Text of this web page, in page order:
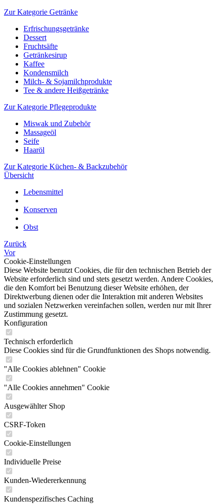
Zur Kategorie Getränke
Erfrischungsgetränke
Dessert
Fruchtsäfte
Getränkesirup
Kaffee
Kondensmilch
Milch- & Sojamilchprodukte
Tee & andere Heißgetränke
Zur Kategorie Pflegeprodukte
Miswak und Zubehör
Massageöl
Seife
Haaröl
Zur Kategorie Küchen- & Backzubehör
Übersicht
Lebensmittel
Konserven
Obst
Zurück
Vor
Cookie-Einstellungen
Diese Website benutzt Cookies, die für den technischen Betrieb der
Website erforderlich sind und stets gesetzt werden. Andere Cookies,
die den Komfort bei Benutzung dieser Website erhöhen, der
Direktwerbung dienen oder die Interaktion mit anderen Websites
und sozialen Netzwerken vereinfachen sollen, werden nur mit Ihrer
Zustimmung gesetzt.
Konfiguration
Technisch erforderlich
Diese Cookies sind für die Grundfunktionen des Shops notwendig.
"Alle Cookies ablehnen" Cookie
"Alle Cookies annehmen" Cookie
Ausgewählter Shop
CSRF-Token
Cookie-Einstellungen
Individuelle Preise
Kunden-Wiedererkennung
Kundenspezifisches Caching